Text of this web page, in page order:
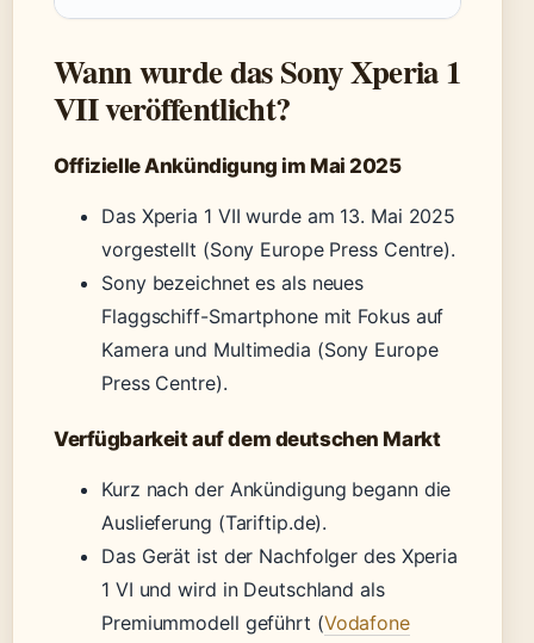
Wann wurde das Sony Xperia 1
VII veröffentlicht?
Offizielle Ankündigung im Mai 2025
Das Xperia 1 VII wurde am 13. Mai 2025
vorgestellt (Sony Europe Press Centre).
Sony bezeichnet es als neues
Flaggschiff-Smartphone mit Fokus auf
Kamera und Multimedia (Sony Europe
Press Centre).
Verfügbarkeit auf dem deutschen Markt
Kurz nach der Ankündigung begann die
Auslieferung (Tariftip.de).
Das Gerät ist der Nachfolger des Xperia
1 VI und wird in Deutschland als
Premiummodell geführt (Vodafone